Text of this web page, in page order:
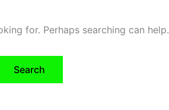
for. Perhaps searching can help.